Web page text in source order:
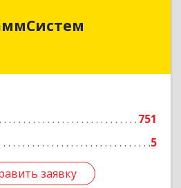
751
5
заявку
заявку